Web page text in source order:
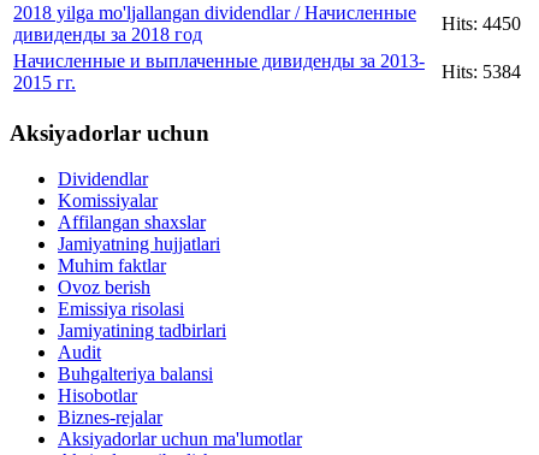
2018 yilga mo'ljallangan dividendlar / Начисленные
дивиденды за 2018 год
Hits: 4450
Начисленные и выплаченные дивиденды за 2013-
2015 гг.
Hits: 5384
Aksiyadorlar uchun
Dividendlar
Komissiyalar
Affilangan shaxslar
Jamiyatning hujjatlari
Muhim faktlar
Ovoz berish
Emissiya risolasi
Jamiyatining tadbirlari
Audit
Buhgalteriya balansi
Hisobotlar
Biznes-rejalar
Aksiyadorlar uchun ma'lumotlar